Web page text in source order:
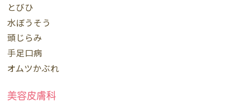
とびひ
水ぼうそう
頭じらみ
手足口病
オムツかぶれ
美容皮膚科